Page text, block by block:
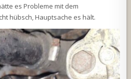
es Probleme mit dem
hübsch, Hauptsache es hält.